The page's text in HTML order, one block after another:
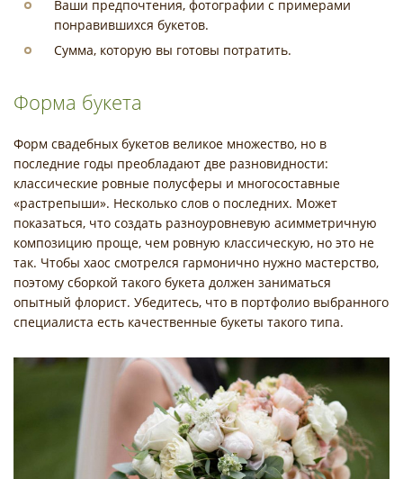
Ваши предпочтения, фотографии с примерами
понравившихся букетов.
Сумма, которую вы готовы потратить.
Форма букета
Форм свадебных букетов великое множество, но в
последние годы преобладают две разновидности:
классические ровные полусферы и многосоставные
«растрепыши». Несколько слов о последних. Может
показаться, что создать разноуровневую асимметричную
композицию проще, чем ровную классическую, но это не
так. Чтобы хаос смотрелся гармонично нужно мастерство,
поэтому сборкой такого букета должен заниматься
опытный флорист. Убедитесь, что в портфолио выбранного
специалиста есть качественные букеты такого типа.